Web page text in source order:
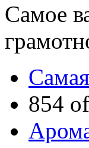
Самое
854